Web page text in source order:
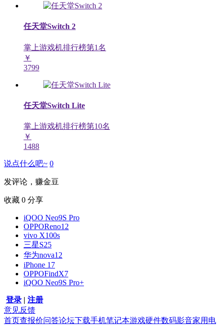
任天堂Switch 2
掌上游戏机排行榜第1名
￥
3799
任天堂Switch Lite
掌上游戏机排行榜第10名
￥
1488
说点什么吧~ 0
发评论，赚金豆
收藏 0 分享
iQOO Neo9S Pro
OPPOReno12
vivo X100s
三星S25
华为nova12
iPhone 17
OPPOFindX7
iQOO Neo9S Pro+
登录 | 注册
意见反馈
首页查报价问答论坛下载手机笔记本游戏硬件数码影音家用电